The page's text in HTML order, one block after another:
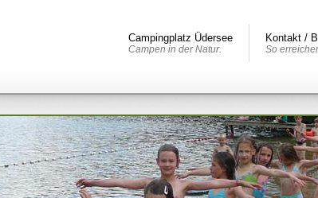
Campingplatz Üdersee
Campen in der Natur.
Kontakt /
So